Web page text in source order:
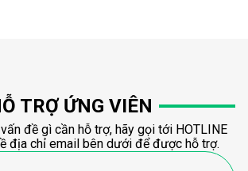
TRỢ ỨNG VIÊN
đề gì cần hỗ trợ, hãy gọi tới HOTLINE
địa chỉ email bên dưới để được hỗ trợ.